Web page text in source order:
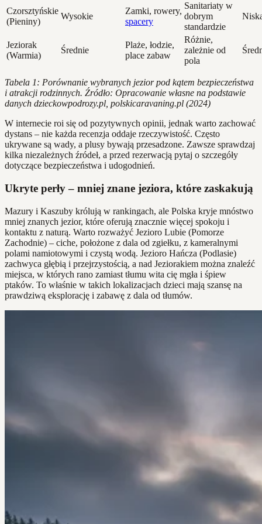
Czorsztyńskie
(Pieniny)
Wysokie
Zamki, rowery,
spacery
Sanitariaty w
dobrym
standardzie
Jeziorak
(Warmia)
Średnie
Plaże, łodzie,
place zabaw
Różnie,
zależnie od
pola
Tabela 1: Porównanie wybranych jezior pod kątem bezpieczeństwa
i atrakcji rodzinnych. Źródło: Opracowanie własne na podstawie
danych dzieckowpodrozy.pl, polskicaravaning.pl (2024)
W internecie roi się od pozytywnych opinii, jednak warto zachować
dystans – nie każda recenzja oddaje rzeczywistość. Często
ukrywane są wady, a plusy bywają przesadzone. Zawsze sprawdzaj
kilka niezależnych źródeł, a przed rezerwacją pytaj o szczegóły
dotyczące bezpieczeństwa i udogodnień.
Ukryte perły – mniej znane jeziora, które zaskakują
Mazury i Kaszuby królują w rankingach, ale Polska kryje mnóstwo
mniej znanych jezior, które oferują znacznie więcej spokoju i
kontaktu z naturą. Warto rozważyć Jezioro Lubie (Pomorze
Zachodnie) – ciche, położone z dala od zgiełku, z kameralnymi
polami namiotowymi i czystą wodą. Jezioro Hańcza (Podlasie)
zachwyca głębią i przejrzystością, a nad Jeziorakiem można znaleźć
miejsca, w których rano zamiast tłumu wita cię mgła i śpiew
ptaków. To właśnie w takich lokalizacjach dzieci mają szansę na
prawdziwą eksplorację i zabawę z dala od tłumów.